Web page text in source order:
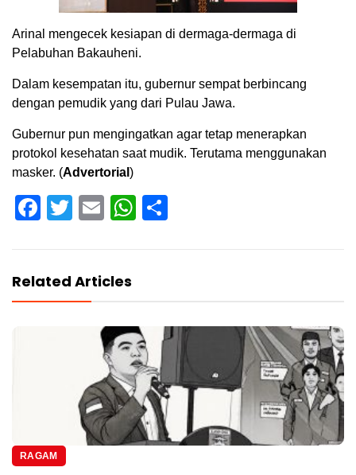
Arinal mengecek kesiapan di dermaga-dermaga di
Pelabuhan Bakauheni.
Dalam kesempatan itu, gubernur sempat berbincang
dengan pemudik yang dari Pulau Jawa.
Gubernur pun mengingatkan agar tetap menerapkan
protokol kesehatan saat mudik. Terutama menggunakan
masker. (Advertorial )
Facebook
Twitter
EmailWhatsApp
Related Articles
RAGAM